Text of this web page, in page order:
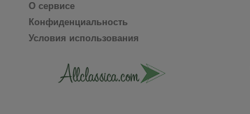
О сервисе
Конфиденциальность
Условия использования